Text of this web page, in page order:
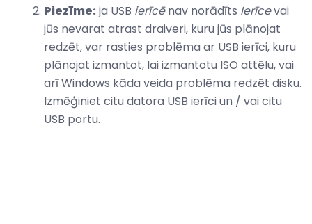
Piezīme: ja USB ierīcēnav norādīts Ierīcevai
jūs nevarat atrast draiveri, kuru jūs plānojat
redzēt, var rasties problēma ar USB ierīci, kuru
plānojat izmantot, lai izmantotu ISO attēlu, vai
arī Windows kāda veida problēma redzēt disku.
Izmēģiniet citu datora USB ierīci un / vai citu
USB portu.